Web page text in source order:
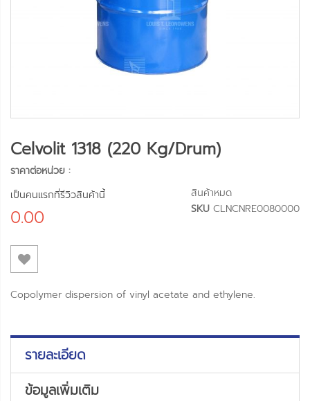
Celvolit 1318 (220 Kg/Drum)
ราคาต่อหน่วย :
สินค้าหมด
SKU CLNCNRE0080000
เป็นคนแรกที่รีวิวสินค้านี้
0.00
Copolymer dispersion of vinyl acetate and ethylene.
รายละเอียด
ข้อมูลเพิ่มเติม